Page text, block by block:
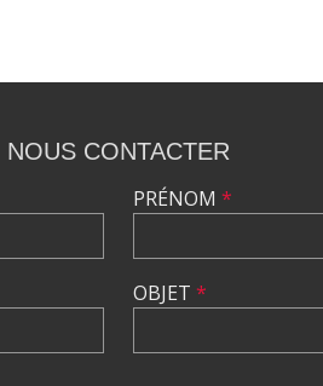
NOUS CONTACTER
PRÉNOM *
OBJET *